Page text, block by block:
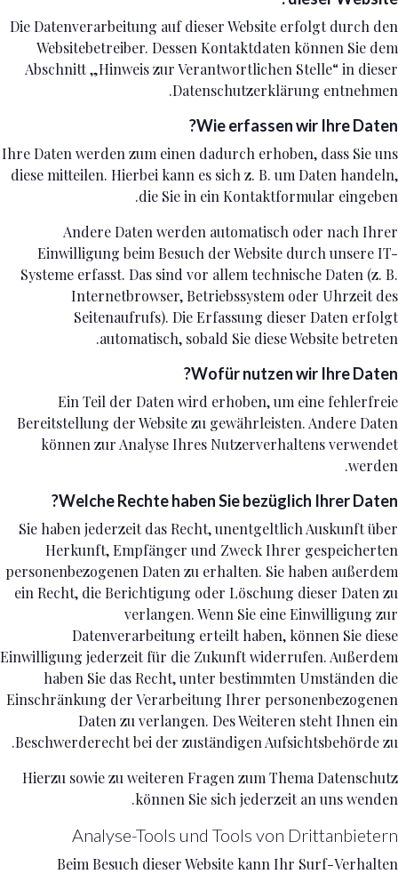
Die Datenverarbeitung auf dieser Website erfolgt durch den
Websitebetreiber. Dessen Kontaktdaten können Sie dem
Abschnitt „Hinweis zur Verantwortlichen Stelle“ in dieser
Datenschutzerklärung entnehmen.
Wie erfassen wir Ihre Daten?
Ihre Daten werden zum einen dadurch erhoben, dass Sie uns
diese mitteilen. Hierbei kann es sich z. B. um Daten handeln,
die Sie in ein Kontaktformular eingeben.
Andere Daten werden automatisch oder nach Ihrer
Einwilligung beim Besuch der Website durch unsere IT-
Systeme erfasst. Das sind vor allem technische Daten (z. B.
Internetbrowser, Betriebssystem oder Uhrzeit des
Seitenaufrufs). Die Erfassung dieser Daten erfolgt
automatisch, sobald Sie diese Website betreten.
Wofür nutzen wir Ihre Daten?
Ein Teil der Daten wird erhoben, um eine fehlerfreie
Bereitstellung der Website zu gewährleisten. Andere Daten
können zur Analyse Ihres Nutzerverhaltens verwendet
werden.
Welche Rechte haben Sie bezüglich Ihrer Daten?
Sie haben jederzeit das Recht, unentgeltlich Auskunft über
Herkunft, Empfänger und Zweck Ihrer gespeicherten
personenbezogenen Daten zu erhalten. Sie haben außerdem
ein Recht, die Berichtigung oder Löschung dieser Daten zu
verlangen. Wenn Sie eine Einwilligung zur
Datenverarbeitung erteilt haben, können Sie diese
Einwilligung jederzeit für die Zukunft widerrufen. Außerdem
haben Sie das Recht, unter bestimmten Umständen die
Einschränkung der Verarbeitung Ihrer personenbezogenen
Daten zu verlangen. Des Weiteren steht Ihnen ein
Beschwerderecht bei der zuständigen Aufsichtsbehörde zu.
Hierzu sowie zu weiteren Fragen zum Thema Datenschutz
können Sie sich jederzeit an uns wenden.
Analyse-Tools und Tools von Dritt­anbietern
Beim Besuch dieser Website kann Ihr Surf-Verhalten